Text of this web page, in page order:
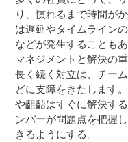
り、慣れるまで時間が
は遅延やタイムライン
などが発生することも
マネジメントと解決の
長く続く対立は、チー
どに支障をきたします
や齟齬はすぐに解決す
ンバーが問題点を把握
きるようにする。